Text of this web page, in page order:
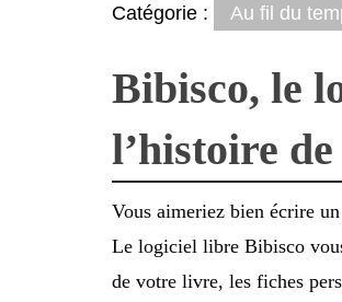
Catégorie : Au fil du
Bibisco, le
l’histoire
Vous aimeriez bien écrire
Le logiciel libre Bibisco
de votre livre, les fiches